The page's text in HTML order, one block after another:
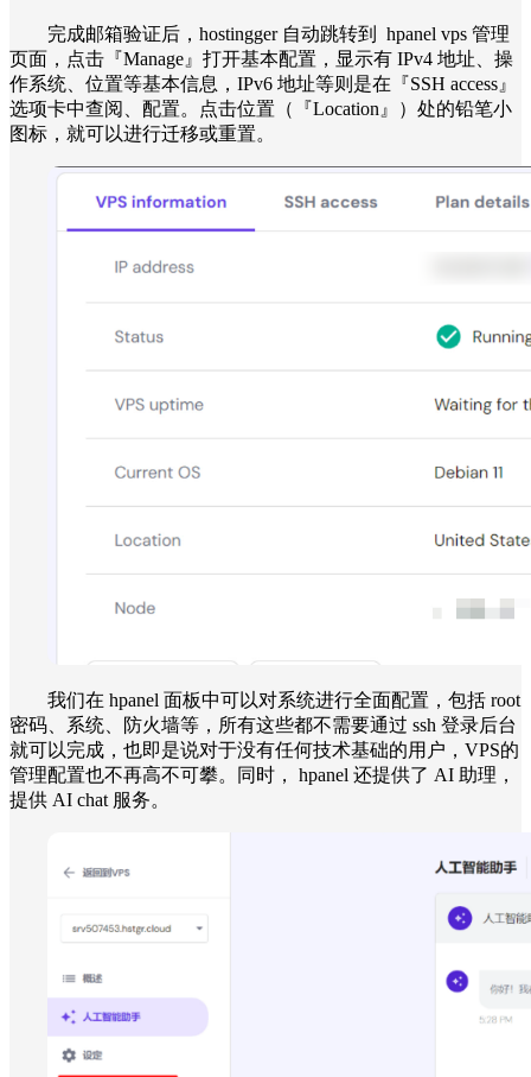
完成邮箱验证后，hostingger 自动跳转到 hpanel vps 管理
页面，点击『Manage』打开基本配置，显示有 IPv4 地址、操
作系统、位置等基本信息，IPv6 地址等则是在『SSH access』
选项卡中查阅、配置。点击位置（『Location』）处的铅笔小
图标，就可以进行迁移或重置。
我们在 hpanel 面板中可以对系统进行全面配置，包括 root
密码、系统、防火墙等，所有这些都不需要通过 ssh 登录后台
就可以完成，也即是说对于没有任何技术基础的用户，VPS的
管理配置也不再高不可攀。同时， hpanel 还提供了 AI 助理，
提供 AI chat 服务。